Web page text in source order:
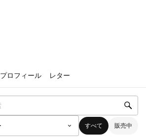
プロフィール レター
すべて 販売中